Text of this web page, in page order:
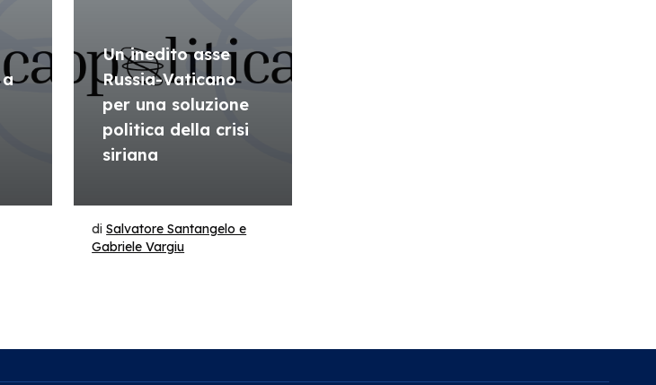
Un inedito asse
Russia-Vaticano
per una soluzione
politica della crisi
siriana
diSalvatore Santangelo e
Gabriele Vargiu